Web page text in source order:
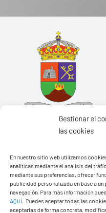
Gestionar el
las cookies
En nuestro sitio web utilizamos
analíticas mediante el análisis del
mediante sus preferencias, ofrecer
publicidad personalizada en base a
navegación. Para más información
AQUÍ
Puedes aceptar todas las
aceptarlas de forma concreta,
Ayuntamiento de Yaiza
Pza. de Los Remedios, 1
35570 – Yaiza
Tel:928 83 62 20